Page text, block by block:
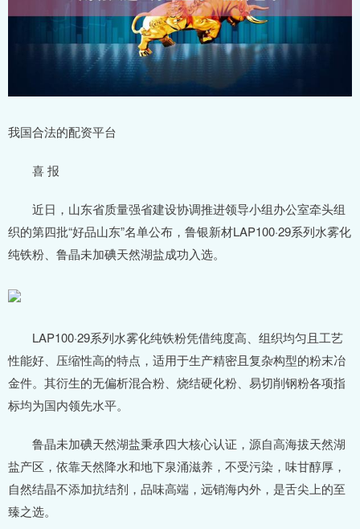
我国合法的配资平台
喜 报
近日，山东省质量强省建设协调推进领导小组办公室牵头组
织的第四批“好品山东”名单公布，鲁银新材LAP100·29系列水雾化
纯铁粉、鲁晶未加碘天然湖盐成功入选。
LAP100·29系列水雾化纯铁粉凭借纯度高、组织均匀且工艺
性能好、压缩性高的特点，适用于生产精密且复杂构型的粉末冶
金件。其衍生的无偏析混合粉、烧结硬化粉、易切削钢粉各项指
标均为国内领先水平。
鲁晶未加碘天然湖盐秉承四大核心认证，源自高海拔天然湖
盐产区，依靠天然降水和地下泉涌滋养，不受污染，味甘醇厚，
自然结晶不添加抗结剂，品味高端，远销海内外，是舌尖上的至
臻之选。